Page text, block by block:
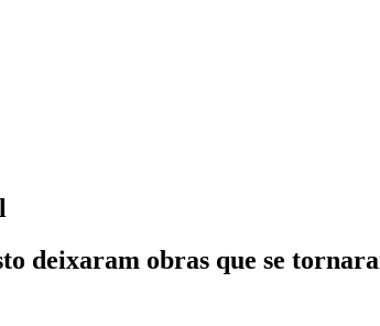
deixaram obras que se